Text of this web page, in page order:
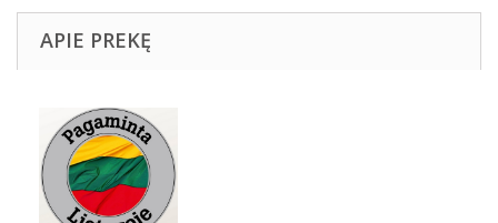
APIE PREKĘ